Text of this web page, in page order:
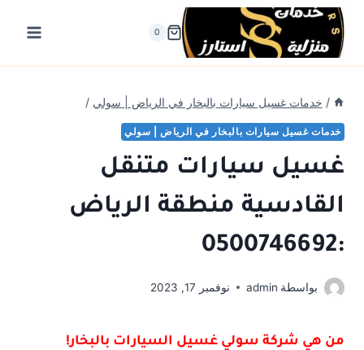
التجاوز
المحتوى
0
/ خدمات غسيل سيارات بالبخار في الرياض | سولي /
خدمات غسيل سيارات بالبخار في الرياض | سولي
غسيل سيارات متنقل
القادسية منطقة الرياض
:0500746692
بواسطة admin نوفمبر 17, 2023
من هي شركة سولي غسيل السيارات بالبخار!